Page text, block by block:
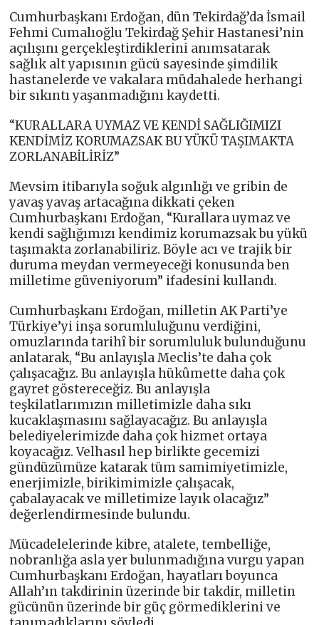
Cumhurbaşkanı Erdoğan, dün Tekirdağ’da İsmail
Fehmi Cumalıoğlu Tekirdağ Şehir Hastanesi’nin
açılışını gerçekleştirdiklerini anımsatarak
sağlık alt yapısının gücü sayesinde şimdilik
hastanelerde ve vakalara müdahalede herhangi
bir sıkıntı yaşanmadığını kaydetti.
“KURALLARA UYMAZ VE KENDİ SAĞLIĞIMIZI
KENDİMİZ KORUMAZSAK BU YÜKÜ TAŞIMAKTA
ZORLANABİLİRİZ”
Mevsim itibarıyla soğuk algınlığı ve gribin de
yavaş yavaş artacağına dikkati çeken
Cumhurbaşkanı Erdoğan, “Kurallara uymaz ve
kendi sağlığımızı kendimiz korumazsak bu yükü
taşımakta zorlanabiliriz. Böyle acı ve trajik bir
duruma meydan vermeyeceği konusunda ben
milletime güveniyorum” ifadesini kullandı.
Cumhurbaşkanı Erdoğan, milletin AK Parti’ye
Türkiye’yi inşa sorumluluğunu verdiğini,
omuzlarında tarihî bir sorumluluk bulunduğunu
anlatarak, “Bu anlayışla Meclis’te daha çok
çalışacağız. Bu anlayışla hükûmette daha çok
gayret göstereceğiz. Bu anlayışla
teşkilatlarımızın milletimizle daha sıkı
kucaklaşmasını sağlayacağız. Bu anlayışla
belediyelerimizde daha çok hizmet ortaya
koyacağız. Velhasıl hep birlikte gecemizi
gündüzümüze katarak tüm samimiyetimizle,
enerjimizle, birikimimizle çalışacak,
çabalayacak ve milletimize layık olacağız”
değerlendirmesinde bulundu.
Mücadelelerinde kibre, atalete, tembelliğe,
nobranlığa asla yer bulunmadığına vurgu yapan
Cumhurbaşkanı Erdoğan, hayatları boyunca
Allah’ın takdirinin üzerinde bir takdir, milletin
gücünün üzerinde bir güç görmediklerini ve